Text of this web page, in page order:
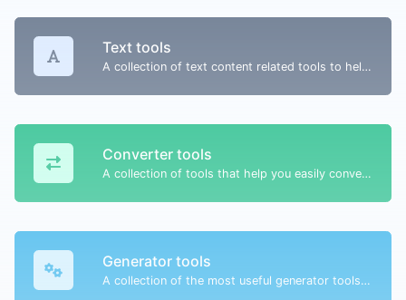
Text tools
A collection of text content related tools to help you create, modify & improve text type of content.
Converter tools
A collection of tools that help you easily convert data.
Generator tools
A collection of the most useful generator tools that you can generate data with.